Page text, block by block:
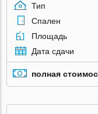
Тип
Спален
Площадь
Дата сдачи
полная